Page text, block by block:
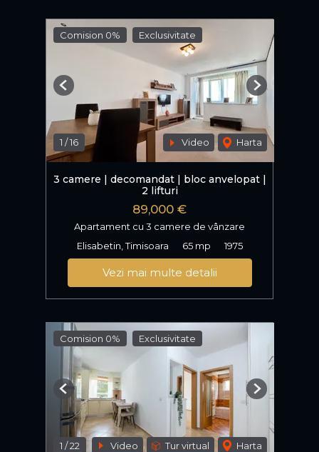
Comision 0% Exclusivitate
1 /16 Video Harta
Previous Next
3 camere | decomandat | bloc anvelopat |
2 lifturi
89,000 €
Apartament cu 3 camere de vânzare
Elisabetin, Timisoara
65 mp 1975
Vezi mai multe detalii
Comision 0% Exclusivitate
1 /22 Video Tur virtual Harta
Previous Next